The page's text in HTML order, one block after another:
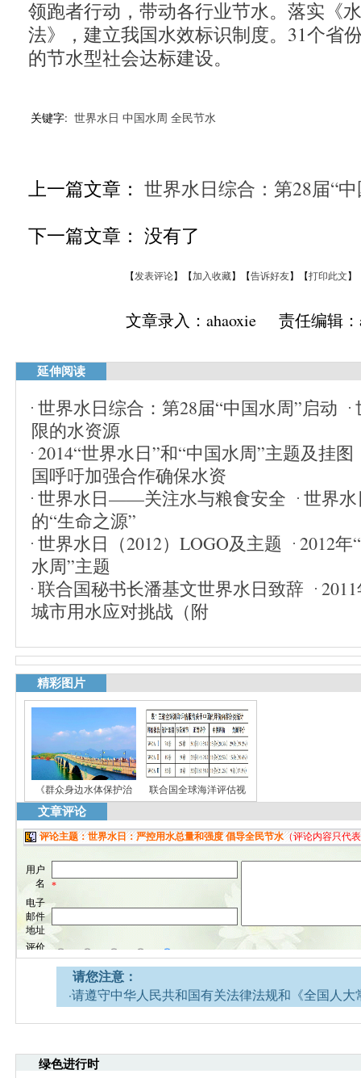
领跑者行动，带动各行业节水。落实《
法》，建立我国水效标识制度。31个省
的节水型社会达标建设。
关键字: 世界水日 中国水周 全民节水
上一篇文章： 世界水日综合：第28届“
下一篇文章： 没有了
【发表评论】【加入收藏】【告诉好友】【打印此文】
文章录入：ahaoxie 责任编辑
延伸阅读
世界水日综合：第28届“中国水周”启动
限的水资源
2014“世界水日”和“中国水周”主题及挂图
国呼吁加强合作确保水资
世界水日——关注水与粮食安全
世界
的“生命之源”
世界水日（2012）LOGO及主题
2012年
水周”主题
联合国秘书长潘基文世界水日致辞
城市用水应对挑战（附
精彩图片
《群众身边水体保护治 联合国全球海洋评估视
文章评论
请您注意：
·请遵守中华人民共和国有关法律法规和《全国人
引起的法律责任。
·环境生态网文章跟帖管理员有权保留或删除其管辖
绿色进行时